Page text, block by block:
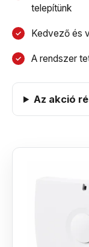
telepítünk
Kedvező és
A rendszer
Az akció